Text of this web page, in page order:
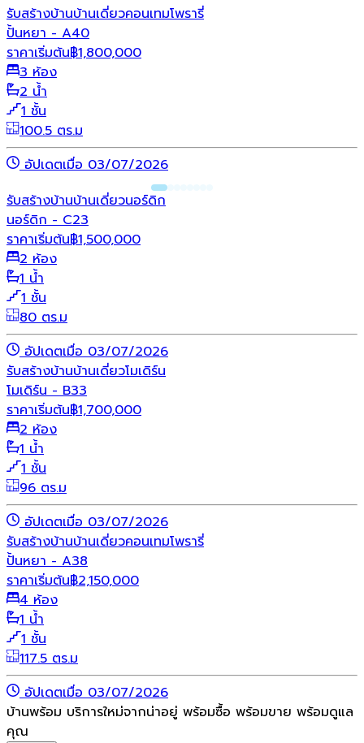
รับสร้างบ้านบ้านเดี่ยวคอนเทมโพรารี่
ปั้นหยา - A40
ราคาเริ่มต้น฿1,800,000
3 ห้อง
2 น้ำ
1 ชั้น
100.5 ตร.ม
อัปเดตเมื่อ 03/07/2026
รับสร้างบ้านบ้านเดี่ยวนอร์ดิก
นอร์ดิก - C23
ราคาเริ่มต้น฿1,500,000
2 ห้อง
1 น้ำ
1 ชั้น
80 ตร.ม
อัปเดตเมื่อ 03/07/2026
รับสร้างบ้านบ้านเดี่ยวโมเดิร์น
โมเดิร์น - B33
ราคาเริ่มต้น฿1,700,000
2 ห้อง
1 น้ำ
1 ชั้น
96 ตร.ม
อัปเดตเมื่อ 03/07/2026
รับสร้างบ้านบ้านเดี่ยวคอนเทมโพรารี่
ปั้นหยา - A38
ราคาเริ่มต้น฿2,150,000
4 ห้อง
1 น้ำ
1 ชั้น
117.5 ตร.ม
อัปเดตเมื่อ 03/07/2026
บ้านพร้อม บริการใหม่จากน่าอยู่ พร้อมซื้อ พร้อมขาย พร้อมดูแล
คุณ